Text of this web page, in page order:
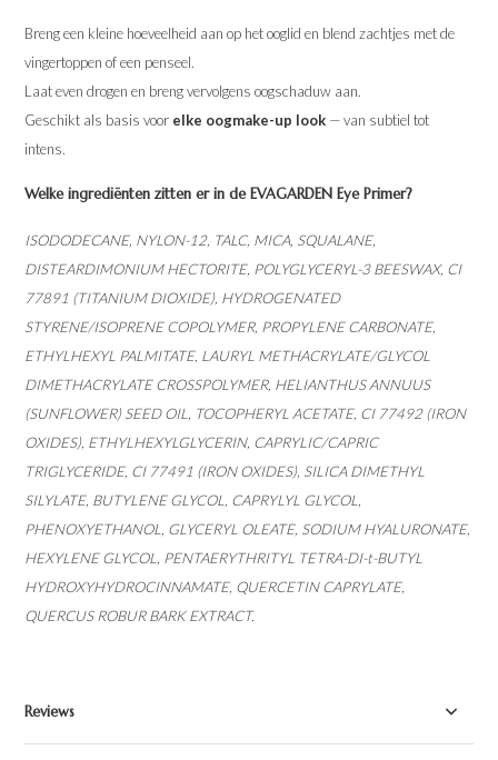
Breng een kleine hoeveelheid aan op het ooglid en blend zachtjes met de
vingertoppen of een penseel.
Laat even drogen en breng vervolgens oogschaduw aan.
Geschikt als basis voor elke oogmake-up look — van subtiel tot
intens.
Welke ingrediënten zitten er in de EVAGARDEN Eye Primer?
ISODODECANE, NYLON-12, TALC, MICA, SQUALANE,
DISTEARDIMONIUM HECTORITE, POLYGLYCERYL-3 BEESWAX, CI
77891 (TITANIUM DIOXIDE), HYDROGENATED
STYRENE/ISOPRENE COPOLYMER, PROPYLENE CARBONATE,
ETHYLHEXYL PALMITATE, LAURYL METHACRYLATE/GLYCOL
DIMETHACRYLATE CROSSPOLYMER, HELIANTHUS ANNUUS
(SUNFLOWER) SEED OIL, TOCOPHERYL ACETATE, CI 77492 (IRON
OXIDES), ETHYLHEXYLGLYCERIN, CAPRYLIC/CAPRIC
TRIGLYCERIDE, CI 77491 (IRON OXIDES), SILICA DIMETHYL
SILYLATE, BUTYLENE GLYCOL, CAPRYLYL GLYCOL,
PHENOXYETHANOL, GLYCERYL OLEATE, SODIUM HYALURONATE,
HEXYLENE GLYCOL, PENTAERYTHRITYL TETRA-DI-t-BUTYL
HYDROXYHYDROCINNAMATE, QUERCETIN CAPRYLATE,
QUERCUS ROBUR BARK EXTRACT.
Reviews